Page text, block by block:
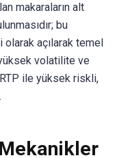
makaraların alt
bu
açılarak temel
volatilite ve
ile yüksek riskli,